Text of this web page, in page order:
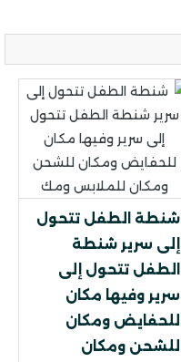
شنطة الطفل تتحول
إلى سرير شنطة
الطفل تتحول إلى
سرير وفيها مكان
للحفايض ومكان
للشحن ومكان